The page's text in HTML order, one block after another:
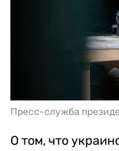
Пресс-служба
О том, что